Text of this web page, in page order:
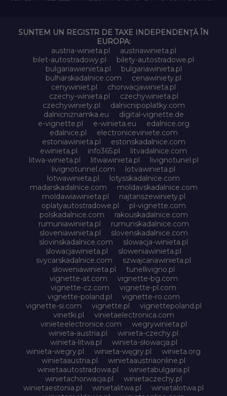
SUNTEM UN REGISTR DE TAXE INDEPENDENȚĂ ÎN
EUROPA:
austria-winieta.pl
austriawinieta.pl
bilet-autostradowy.pl
bilety-autostradowe.pl
bulgariawienieta.pl
bulgariawinieta.pl
bulharskadalnice.com
cenawiniety.pl
cenywiniet.pl
chorwacjawinieta.pl
czechy-winieta.pl
czechywinieta.pl
czechywiniety.pl
dalnicnipoplatky.com
dalnicniznamka.eu
digital-vignette.de
e-vignette.pl
e-winieta.eu
edalnice.org
edalnice.pl
electroniceviniete.com
estoniawinieta.pl
estonskadalnice.com
ewinieta.pl
info365.pl
litvadalnice.com
litwa-winieta.pl
litwawinieta.pl
livignotunel.pl
livignotunnel.com
lotvawinieta.pl
lotwawinieta.pl
lotysskadalnice.com
madarskadalnice.com
moldavskadalnice.com
moldawiawinieta.pl
najtanszewiniety.pl
oplatyautostradowe.pl
pl-vignette.com
polskadalnice.com
rakouskadalnice.com
rumuniawinieta.pl
rumunskadalnice.com
sloveniawinieta.pl
slovenskadalnice.com
slovinskadalnice.com
slowacja-winieta.pl
slowacjawinieta.pl
sloweniawinieta.pl
svycarskadalnice.com
szwajcariawinieta.pl
słoweniawinieta.pl
tunellivigno.pl
vignette-at.com
vignette-bg.com
vignette-cz.com
vignette-pl.com
vignette-poland.pl
vignette-ro.com
vignette-si.com
vignette.pl
vignettepoland.pl
vinetki.pl
vinietaelectronica.com
vinieteelectronice.com
wegrywinieta.pl
winieta-austria.pl
winieta-czechy.pl
winieta-litwa.pl
winieta-słowacja.pl
winieta-wegry.pl
winieta-węgry.pl
winieta.org
winietaaustria.pl
winietaaustriaonline.pl
winietaautostradowa.pl
winietabulgaria.pl
winietachorwacja.pl
winietaczechy.pl
winietaestonia.pl
winietalitwa.pl
winietalotwa.pl